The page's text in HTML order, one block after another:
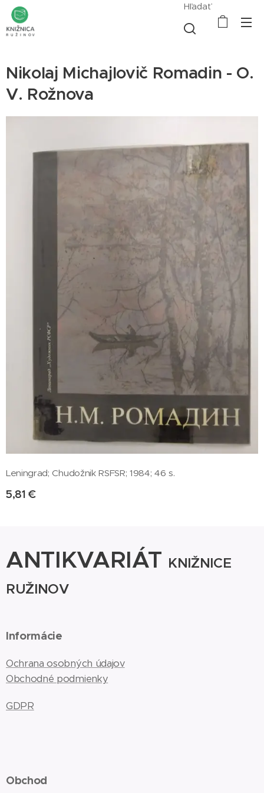
Hľadať
Nikolaj Michajlovič Romadin - O.
V. Rožnova
Leningrad; Chudožnik RSFSR; 1984; 46 s.
5,81 €
ANTIKVARIÁT KNIŽNICE
RUŽINOV
Informácie
Ochrana osobných údajov
Obchodné podmienky
GDPR
Obchod